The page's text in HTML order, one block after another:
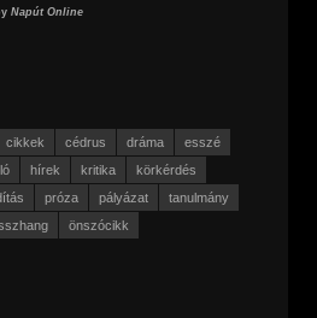
Napút Online
cikkek cédrus dráma
esszé
hírek kritika
körkérdés
próza pályázat
tanulmány
önszócikk